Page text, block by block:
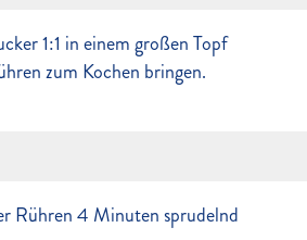
1:1 in einem großen Topf
zum Kochen bringen.
Rühren 4 Minuten sprudelnd